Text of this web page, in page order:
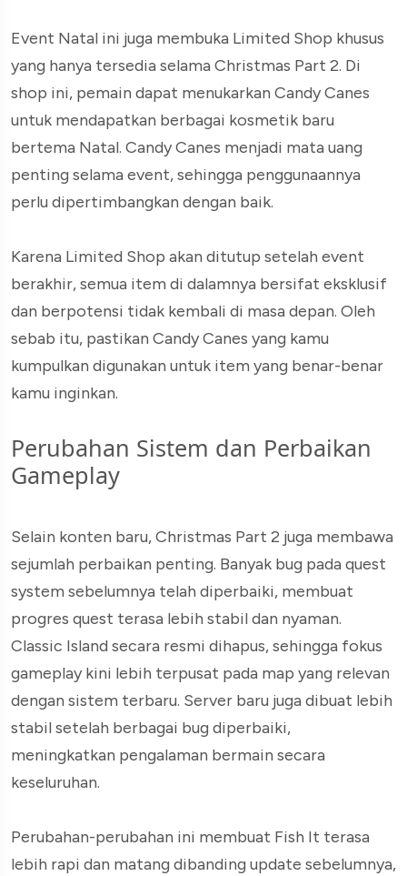
Event Natal ini juga membuka Limited Shop khusus
yang hanya tersedia selama Christmas Part 2. Di
shop ini, pemain dapat menukarkan Candy Canes
untuk mendapatkan berbagai kosmetik baru
bertema Natal. Candy Canes menjadi mata uang
penting selama event, sehingga penggunaannya
perlu dipertimbangkan dengan baik.
Karena Limited Shop akan ditutup setelah event
berakhir, semua item di dalamnya bersifat eksklusif
dan berpotensi tidak kembali di masa depan. Oleh
sebab itu, pastikan Candy Canes yang kamu
kumpulkan digunakan untuk item yang benar-benar
kamu inginkan.
Perubahan Sistem dan Perbaikan
Gameplay
Selain konten baru, Christmas Part 2 juga membawa
sejumlah perbaikan penting. Banyak bug pada quest
system sebelumnya telah diperbaiki, membuat
progres quest terasa lebih stabil dan nyaman.
Classic Island secara resmi dihapus, sehingga fokus
gameplay kini lebih terpusat pada map yang relevan
dengan sistem terbaru. Server baru juga dibuat lebih
stabil setelah berbagai bug diperbaiki,
meningkatkan pengalaman bermain secara
keseluruhan.
Perubahan-perubahan ini membuat Fish It terasa
lebih rapi dan matang dibanding update sebelumnya,